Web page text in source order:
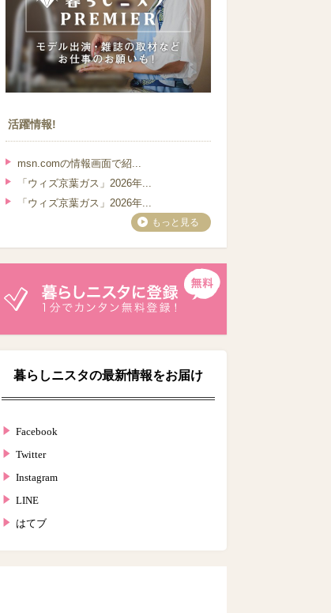
活躍情報!
msn.comの情報画面で紹...
「ウィズ京葉ガス」2026年...
「ウィズ京葉ガス」2026年...
もっと見る
暮らしニスタの最新情報をお届け
Facebook
Twitter
Instagram
LINE
はてブ